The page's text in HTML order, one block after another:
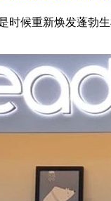
时候重新焕发蓬勃